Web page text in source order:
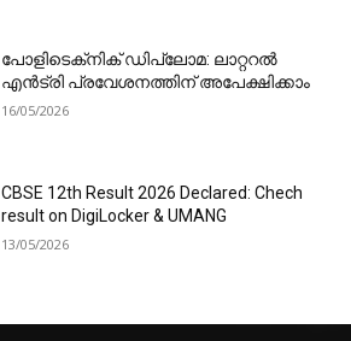
പോളിടെക്‌നിക് ഡിപ്ലോമ: ലാറ്ററൽ
എൻട്രി പ്രവേശനത്തിന് അപേക്ഷിക്കാം
16/05/2026
CBSE 12th Result 2026 Declared: Chech
result on DigiLocker & UMANG
13/05/2026